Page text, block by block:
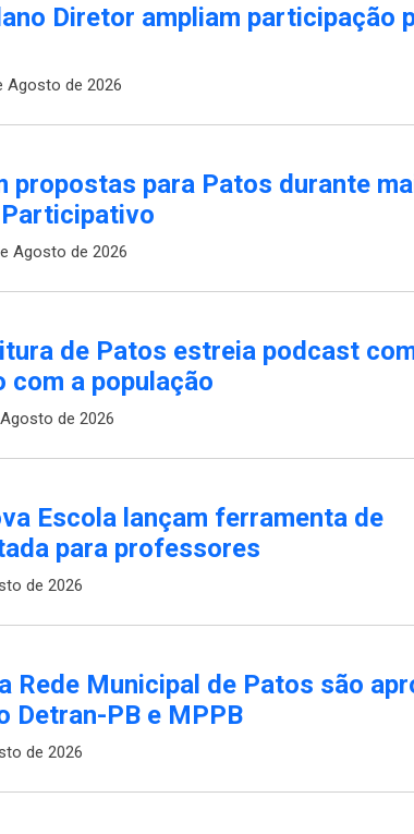
Diretor ampliam participação
Agosto de 2026
propostas para Patos durante
Agosto de 2026
de Patos estreia podcast
com a população
de 2026
Escola lançam ferramenta de
para professores
de 2026
Rede Municipal de Patos são
Detran-PB e MPPB
de 2026